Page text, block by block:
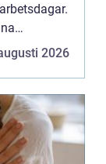
2026